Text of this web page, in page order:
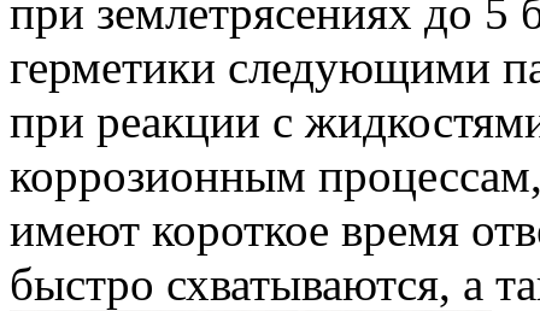
при землетрясениях до 5
герметики следующими
при реакции с
коррозионным
имеют короткое время
быстро схватываются, а